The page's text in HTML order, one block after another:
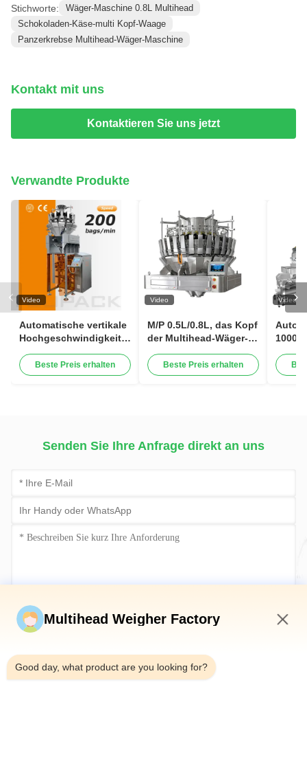
Stichworte:
Wäger-Maschine 0.8L Multihead
Schokoladen-Käse-multi Kopf-Waage
Panzerkrebse Multihead-Wäger-Maschine
Kontakt mit uns
Kontaktieren Sie uns jetzt
Verwandte Produkte
Video
Automatische vertikale
Hochgeschwindigkeitsverpackungsmaschine
Granulat,
Lebensmittelverpackungsmaschine
Beste Preis erhalten
Video
M/P 0.5L/0.8L, das Kopf
der Multihead-Wäger-
Rosine mischt,
trocknete Kiwi Dried
Beste Preis erhalten
Video
Senden Sie Ihre Anfrage direkt an uns
Jetzt einreichen
Multihead Weigher Factory
Good day, what product are you looking for?